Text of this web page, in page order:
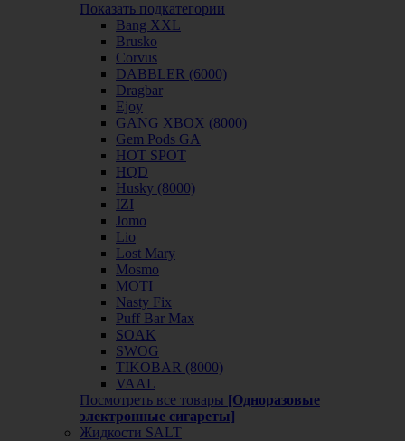
Показать подкатегории
Bang XXL
Brusko
Corvus
DABBLER (6000)
Dragbar
Ejoy
GANG XBOX (8000)
Gem Pods GA
HOT SPOT
HQD
Husky (8000)
IZI
Jomo
Lio
Lost Mary
Mosmo
MOTI
Nasty Fix
Puff Bar Max
SOAK
SWOG
TIKOBAR (8000)
VAAL
Посмотреть все товары [Одноразовые
электронные сигареты]
Жидкости SALT